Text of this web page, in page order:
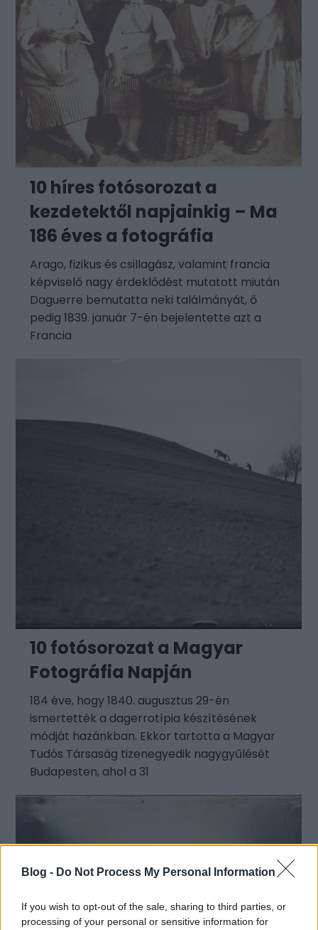
Blog - Do Not Process My Personal Information
If you wish to opt-out of the sale, sharing to third parties, or
processing of your personal or sensitive information for
10 híres fotósorozat a
kezdetektől napjainkig – Ma
186 éves a fotográfia
Arago, fizikus és csillagász, valamint francia
képviselő nagy érdeklődést mutatott miután
Daguerre bemutatta neki találmányát, ő
pedig 1839. január 7-én bejelentette azt a
Francia
10 fotósorozat a Magyar
Fotográfia Napján
184 éve, hogy 1840. augusztus 29-én
ismertették a dagerrotípia készítésének
módját hazánkban. Ekkor tartotta a Magyar
Tudós Társaság tizenegyedik nagygyűlését
Budapesten, ahol a 31